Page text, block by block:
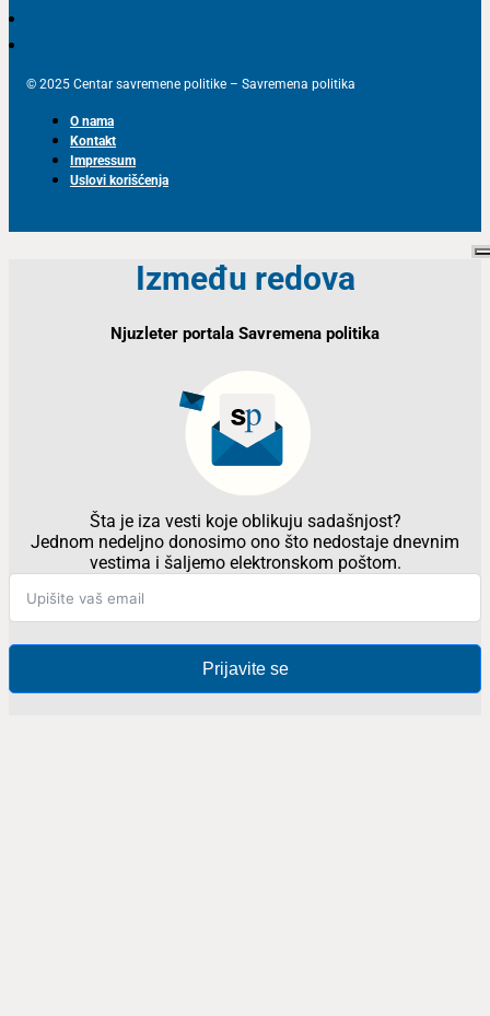
© 2025 Centar savremene politike – Savremena politika
O nama
Kontakt
Impressum
Uslovi korišćenja
Između redova
Njuzleter portala Savremena politika
Šta je iza vesti koje oblikuju sadašnjost?
Jednom nedeljno donosimo ono što nedostaje dnevnim
vestima i šaljemo elektronskom poštom.
Prijavite se